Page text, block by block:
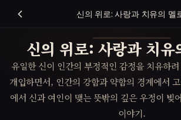
신의 위로: 사랑과 치유의 멜
신의 위로: 사랑과 치유
유일한 신이 인간의 부정적인 감정을 치유하
개입하면서, 인간의 강함과 약함의 경계에서
에서 신과 여인이 맺는 뜻밖의 깊은 우정이 빚
이야기.